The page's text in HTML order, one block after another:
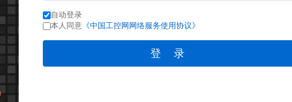
自动登录
本人同意 《中国工控网网络服务使用协议》
登 录